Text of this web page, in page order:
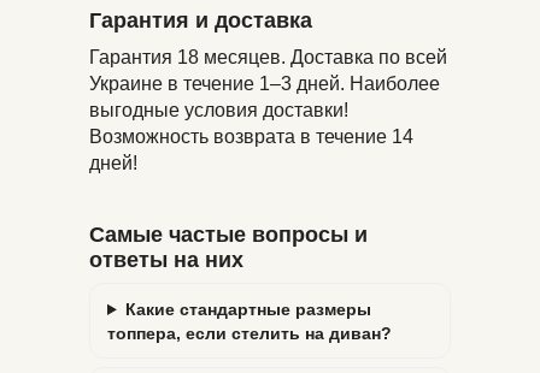
Гарантия и доставка
Гарантия 18 месяцев. Доставка по всей
Украине в течение 1–3 дней. Наиболее
выгодные условия доставки!
Возможность возврата в течение 14
дней!
Самые частые вопросы и
ответы на них
Какие стандартные размеры
топпера, если стелить на диван?